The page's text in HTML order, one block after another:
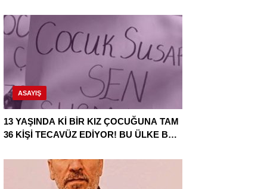
ASAYIŞ
13 YAŞINDA Kİ BİR KIZ ÇOCUĞUNA TAM
36 KİŞİ TECAVÜZ EDİYOR! BU ÜLKE BU
SAVRULDU!